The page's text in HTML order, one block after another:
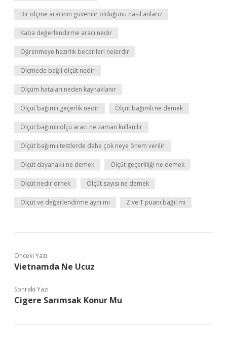
Bir ölçme aracının güvenilir olduğunu nasıl anlarız
Kaba değerlendirme aracı nedir
Öğrenmeye hazırlık becerileri nelerdir
Ölçmede bağıl ölçüt nedir
Ölçüm hataları neden kaynaklanır
Ölçüt bağımlı geçerlik nedir Ölçüt bağımlı ne demek
Ölçüt bağımlı ölçü aracı ne zaman kullanılır
Ölçüt bağımlı testlerde daha çok neye önem verilir
Ölçüt dayanaklı ne demek Ölçüt geçerliliği ne demek
Ölçüt nedir örnek Ölçüt sayısı ne demek
Ölçüt ve değerlendirme aynı mı Z ve T puanı bağıl mı
Önceki Yazı
Vietnamda Ne Ucuz
Sonraki Yazı
Cigere Sarımsak Konur Mu